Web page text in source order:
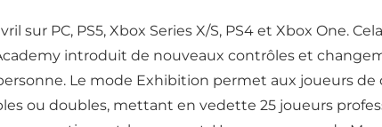
sur PC, PS5, Xbox Series X/S, PS4 et Xbox One.
introduit de nouveaux contrôles et
Le mode Exhibition permet aux joueurs
ou doubles, mettant en vedette 25 joueurs